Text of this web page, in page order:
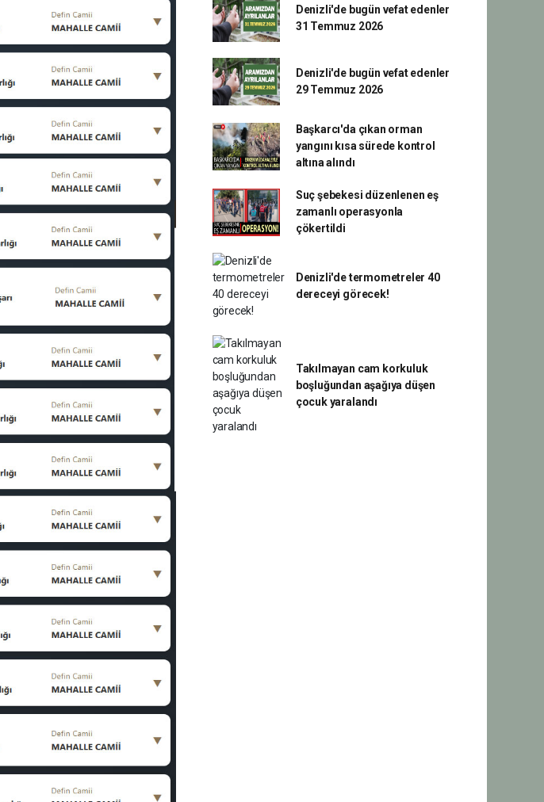
Denizli'de bugün vefat edenler
31 Temmuz 2026
Denizli'de bugün vefat edenler
29 Temmuz 2026
Başkarcı'da çıkan orman
yangını kısa sürede kontrol
altına alındı
Suç şebekesi düzenlenen eş
zamanlı operasyonla
çökertildi
Denizli'de termometreler 40
dereceyi görecek!
Takılmayan cam korkuluk
boşluğundan aşağıya düşen
çocuk yaralandı